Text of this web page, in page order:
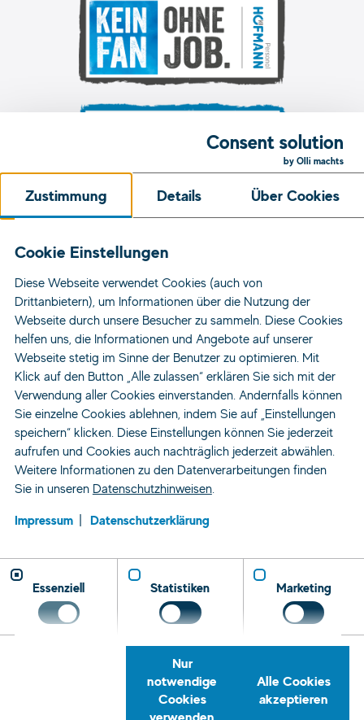
Unsere Initiativen
Jobs
Standorte
Für Bewerber
Für Unternehmen
Über Uns
Kontakt
News
Genderclaim
© 2026 Hofmann Personal
A PART OF I. K. HOFMANN
Folge
InstagramFacebook
Xing LinkedIn YouTube
Cookie Einstellungen
Datenschutz
Impressum Kontakt Meldestelle
Consent solution
by Olli machts
Zustimmung Details Über Cookies
Cookie Einstellungen
Diese Webseite verwendet Cookies (auch von
Drittanbietern), um Informationen über die Nutzung der
Webseite durch unsere Besucher zu sammeln. Diese Cookies
helfen uns, die Informationen und Angebote auf unserer
Webseite stetig im Sinne der Benutzer zu optimieren. Mit
Klick auf den Button „Alle zulassen“ erklären Sie sich mit der
Verwendung aller Cookies einverstanden. Andernfalls können
Sie einzelne Cookies ablehnen, indem Sie auf „Einstellungen
speichern“ klicken. Diese Einstellungen können Sie jederzeit
aufrufen und Cookies auch nachträglich jederzeit abwählen.
Weitere Informationen zu den Datenverarbeitungen finden
Sie in unseren Datenschutzhinweisen.
Impressum
Datenschutzerklärung
Essenziell Statistiken Marketing
Nur
notwendige
Cookies
verwenden
Alle Cookies
akzeptieren